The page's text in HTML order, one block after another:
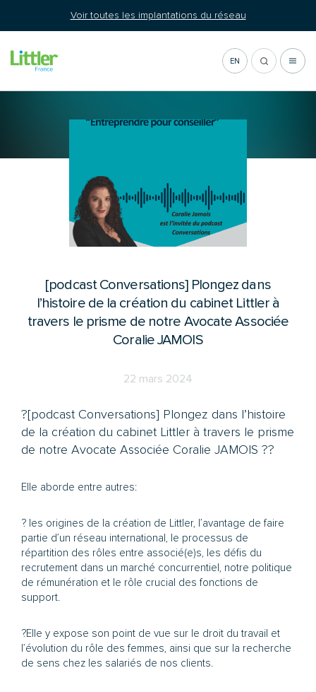
Voir toutes les implantations du réseau
EN
Presse
[podcast Conversations] Plongez dans
l’histoire de la création du cabinet Littler à
travers le prisme de notre Avocate Associée
Coralie JAMOIS
22 mars 2024
?️[podcast Conversations] Plongez dans l’histoire
de la création du cabinet Littler à travers le prisme
de notre Avocate Associée Coralie JAMOIS ?️?
Elle aborde entre autres:
? les origines de la création de Littler, l’avantage de faire
partie d’un réseau international, le processus de
répartition des rôles entre associé(e)s, les défis du
recrutement dans un marché concurrentiel, notre politique
de rémunération et le rôle crucial des fonctions de
support.
?Elle y expose son point de vue sur le droit du travail et
l’évolution du rôle des femmes, ainsi que sur la recherche
de sens chez les salariés de nos clients.